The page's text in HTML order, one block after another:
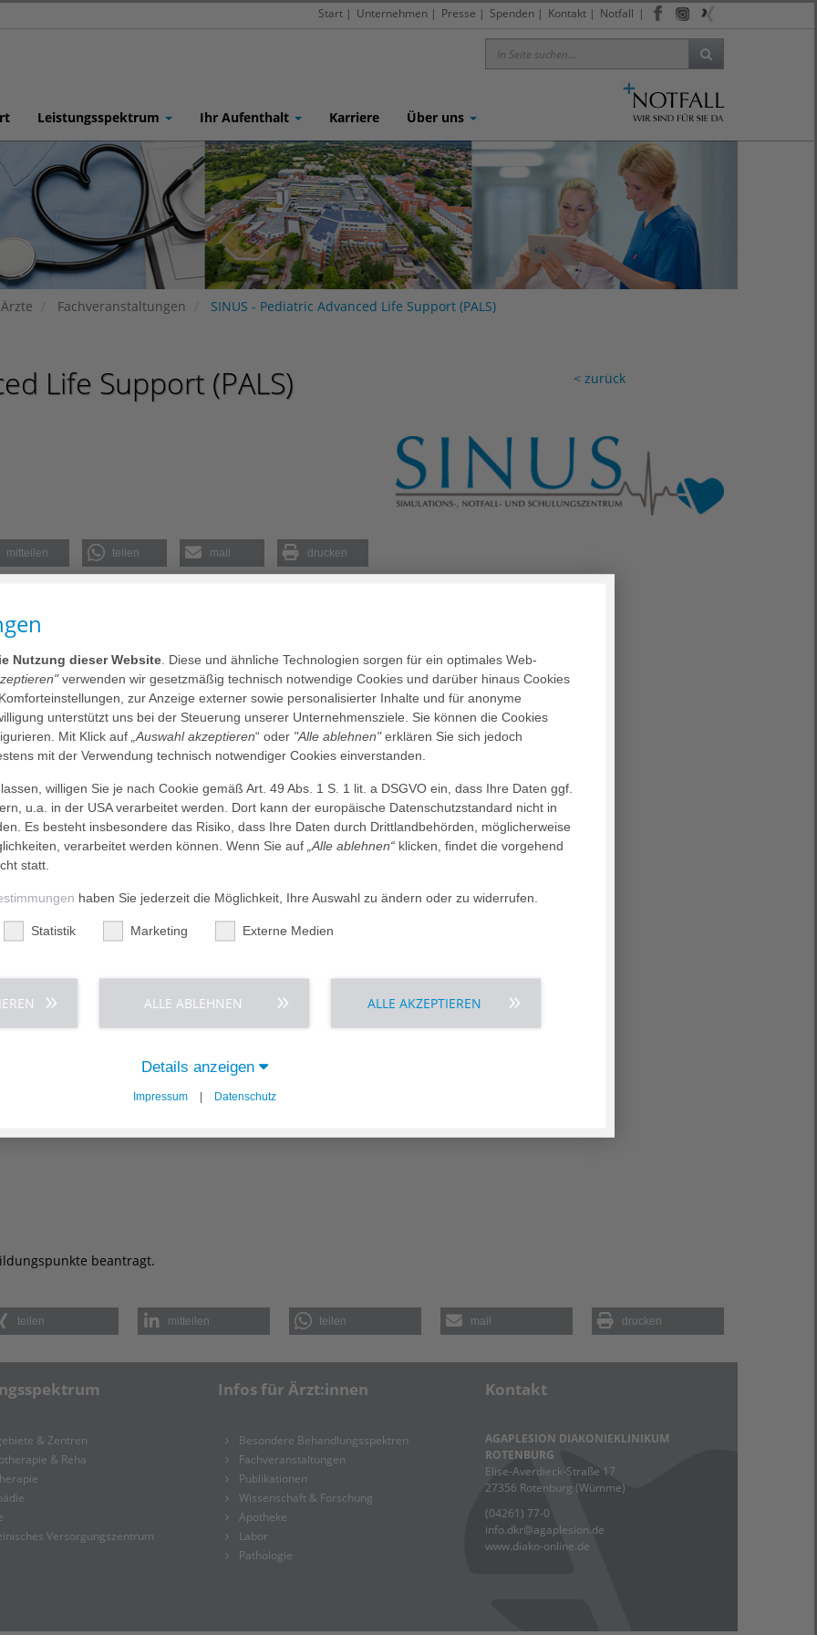
|
Start | Unternehmen | Presse | Spenden | Kontakt | Notfall
Leistungsspektrum Ihr Aufenthalt Karriere Über uns
Fachveranstaltungen SINUS - Pediatric Advanced Life Support (PALS)
< zurück
Life Support (PALS)
mitteilen teilen mail drucken
Fachpersonal, das in leitender oder mitwirkender
Notfallsituationen teilnehmen soll. Durch eine
potentiell kritische Kinder identifizieren zu
mit und ohne Minderperfusion
und außerklinischen pädiatrischen Notfallsituationen
beantragt.
teilen mitteilen teilen mail drucken
& Zentren
& Reha
Versorgungszentrum
Infos für Ärzt:innen
Besondere Behandlungsspektren
Fachveranstaltungen
Publikationen
Wissenschaft & Forschung
Apotheke
Labor
Pathologie
Kontakt
AGAPLESION DIAKONIEKLINIKUM
ROTENBURG
Elise-Averdieck-Straße 17
27356 Rotenburg (Wümme)
(04261) 77-0
info.dkr@agaplesion.de
www.diako-online.de
Nutzung dieser Website . Diese und ähnliche Technologien sorgen für ein optimales Web-
verwenden wir gesetzmäßig technisch notwendige Cookies und darüber hinaus Cookies
zur Anzeige externer sowie personalisierter Inhalte und für anonyme
unterstützt uns bei der Steuerung unserer Unternehmensziele. Sie können die Cookies
Mit Klick auf „Auswahl akzeptieren“ oder "Alle ablehnen"erklären Sie sich jedoch
mit der Verwendung technisch notwendiger Cookies einverstanden.
willigen Sie je nach Cookie gemäß Art. 49 Abs. 1 S. 1 lit. a DSGVO ein, dass Ihre Daten ggf.
u.a. in der USA verarbeitet werden. Dort kann der europäische Datenschutzstandard nicht in
Es besteht insbesondere das Risiko, dass Ihre Daten durch Drittlandbehörden, möglicherweise
verarbeitet werden können. Wenn Sie auf „Alle ablehnen“ klicken, findet die vorgehend
statt.
haben Sie jederzeit die Möglichkeit, Ihre Auswahl zu ändern oder zu widerrufen.
Statistik Marketing Externe Medien
ALLE ABLEHNEN ALLE AKZEPTIEREN
Details anzeigen
Impressum | Datenschutz